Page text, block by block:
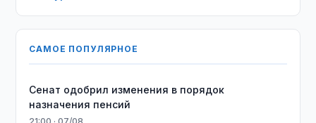
САМОЕ ПОПУЛЯРНОЕ
Сенат одобрил изменения в порядок
назначения пенсий